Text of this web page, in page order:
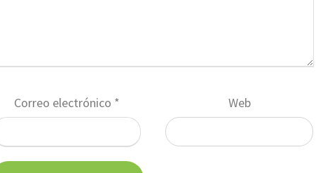
Correo electrónico * Web